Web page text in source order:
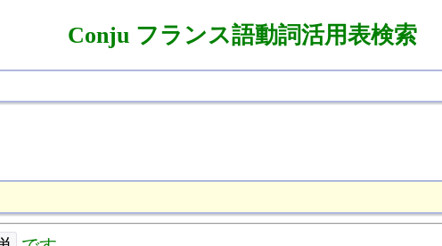
Conju フランス語動詞活用表検索